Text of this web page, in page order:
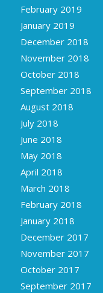
February 2019
January 2019
December 2018
November 2018
October 2018
September 2018
August 2018
July 2018
June 2018
May 2018
April 2018
March 2018
February 2018
January 2018
December 2017
November 2017
October 2017
September 2017